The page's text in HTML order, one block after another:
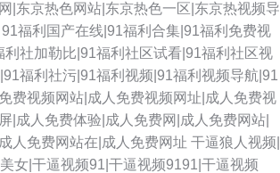
|东京热色网站|东京热色一区|东京热视频导
91福利国产在线|91福利合集|91福利免费视
利社加勒比|91福利社区试看|91福利社区视
福利社污|91福利视频|91福利视频导航|91
费视频网站|成人免费视频网址|成人免费视
|成人免费体验|成人免费网|成人免费网站|
人免费网站在|成人免费网址 干逼狼人视频|
女|干逼视频91|干逼视频9191|干逼视频